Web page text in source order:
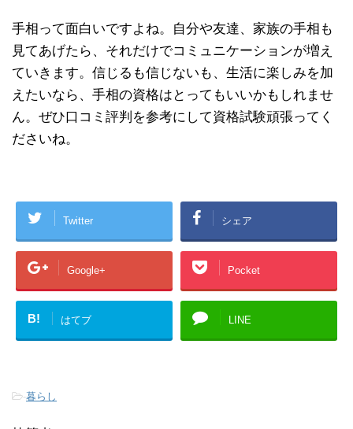
手相って面白いですよね。自分や友達、家族の手相も
見てあげたら、それだけでコミュニケーションが増え
ていきます。信じるも信じないも、生活に楽しみを加
えたいなら、手相の資格はとってもいいかもしれませ
ん。ぜひ口コミ評判を参考にして資格試験頑張ってく
ださいね。
Twitter シェア
Google+ Pocket
B! はてブ LINE
-暮らし